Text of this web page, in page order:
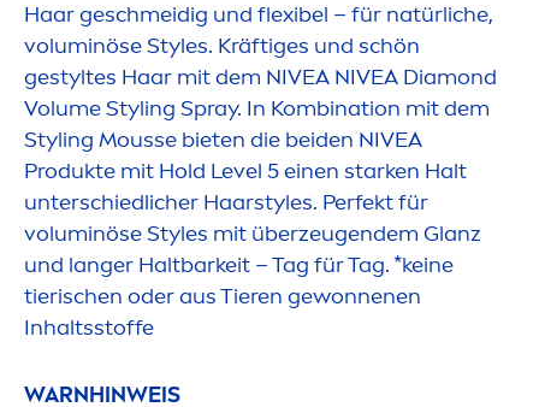
Haar geschmeidig und flexibel – für natürliche,
voluminöse Styles. Kräftiges und schön
gestyltes Haar mit dem NIVEA NIVEA Diamond
Volume Styling Spray. In Kombination mit dem
Styling Mousse bieten die beiden NIVEA
Produkte mit Hold Level 5 einen starken Halt
unterschiedlicher Haarstyles. Perfekt für
voluminöse Styles mit überzeugendem Glanz
und langer Haltbarkeit – Tag für Tag. *keine
tierischen oder aus Tieren gewonnenen
Inhaltsstoffe
WARNHINWEIS